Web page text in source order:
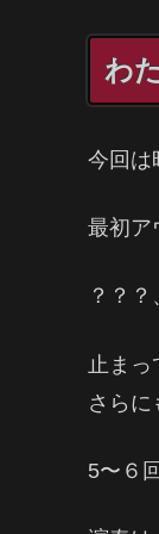
わ
今回は
最初ア
？？
止まっ
さらに
5〜６